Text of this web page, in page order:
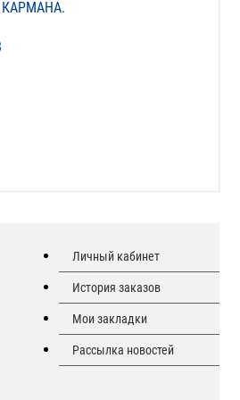
КАРМАНА.
Личный кабинет
История заказов
Мои закладки
Рассылка новостей